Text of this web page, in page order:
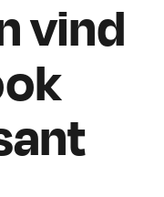
vind